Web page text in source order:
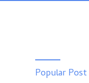
Popular Post